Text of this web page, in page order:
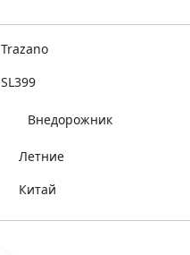
Trazano
SL399
Внедорожник
Летние
Китай